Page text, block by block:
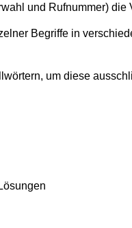
und Rufnummer) die
Begriffe in
um diese